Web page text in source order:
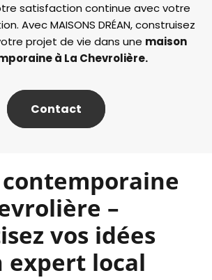
satisfaction continue avec votre
Avec MAISONS DRÉAN, construisez
projet de vie dans une maison
à La Chevrolière.
Contact
–
vos idées
expert local